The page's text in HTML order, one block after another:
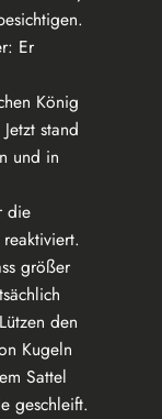
Er
König
stand
und in
die
größer
den
Kugeln
Sattel
geschleift.